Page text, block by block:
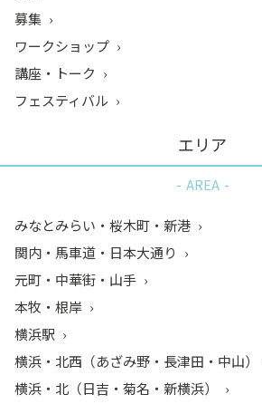
募集
ワークショップ
講座・トーク
フェスティバル
エリア
AREA
みなとみらい・桜木町・新港
関内・馬車道・日本大通り
元町・中華街・山手
本牧・根岸
横浜駅
横浜・北西（あざみ野・長津田・中山）
横浜・北（日吉・菊名・新横浜）